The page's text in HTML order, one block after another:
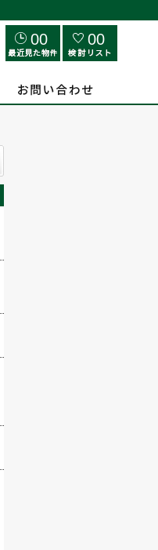
00 00